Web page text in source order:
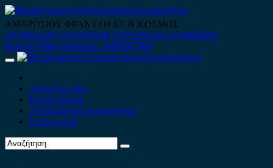
Skip
to
content
ΑΜΒΡΟΣΙΟΥ ΦΡΑΝΤΖΗ 67, Ν.ΚΟΣΜΟΣ
210 9012444 210 9239148 210 9238158 210 9026839
Κινητό-Viber-whatsapp : 6980507900
Primary
Αρχική Σελίδα
Ποιοί είμαστε
Ανταλλακτικά Αυτοκινήτων
Επικοινωνία